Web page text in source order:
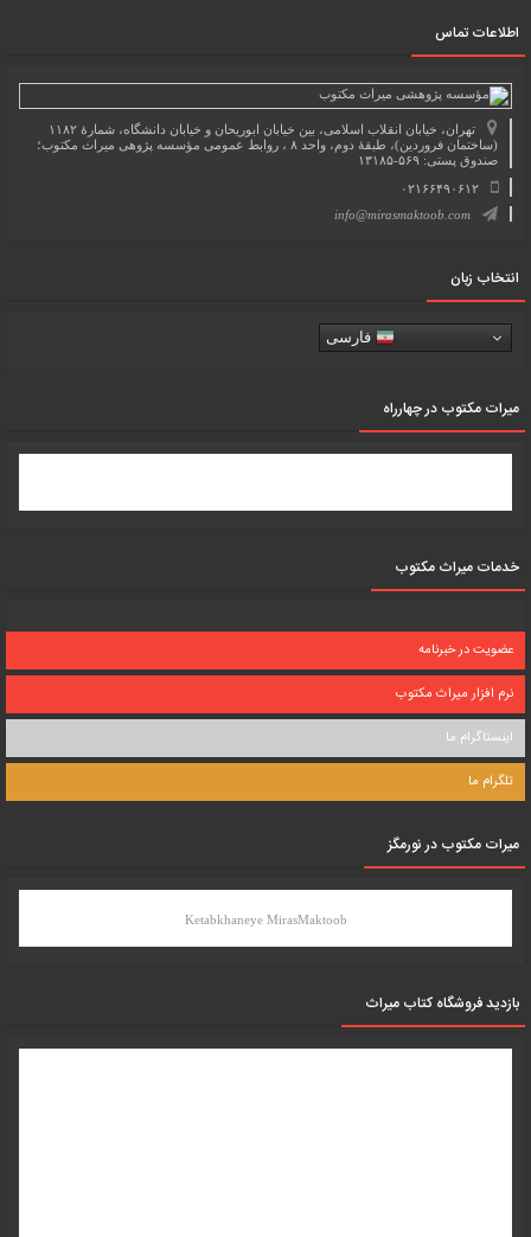
اطلاعات تماس
تهران، خیابان انقلاب اسلامی، بین خیابان ابوریحان و خیابان دانشگاه، شمارۀ ۱۱۸۲
(ساختمان فروردین)، طبقۀ دوم، واحد ۸ ، روابط عمومی مؤسسه پژوهی میراث مکتوب؛
صندوق پستی: ۵۶۹-۱۳۱۸۵
۰۲۱۶۶۴۹۰۶۱۲
info@mirasmaktoob.com
انتخاب زبان
فارسی
میرات مکتوب در چهارراه
خدمات میراث مکتوب
عضویت در خبرنامه
نرم افزار میراث مکتوب
اینستاگرام ما
تلگرام ما
میرات مکتوب در نورمگز
Ketabkhaneye MirasMaktoob
بازدید فروشگاه کتاب میراث